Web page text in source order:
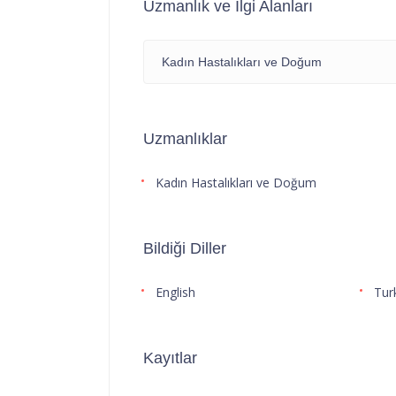
Uzmanlık ve İlgi Alanları
Kadın Hastalıkları ve Doğum
Uzmanlıklar
Kadın Hastalıkları ve Doğum
Bildiği Diller
English
Kayıtlar